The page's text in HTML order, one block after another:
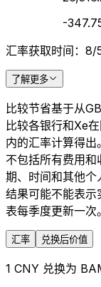
-
汇率获取时间：
了解更多
比较节省基于从
比较各银行和Xe
内的汇率计算得
不包括所有费用和
期、时间和其他
结果可能不能表示
表每季度更新一次。
汇率 兑换后价值
1 CNY 兑换为